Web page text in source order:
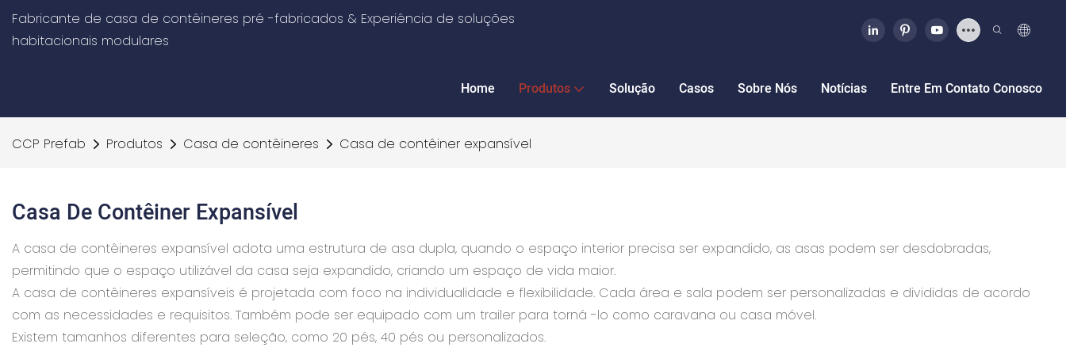
Fabricante de casa de contêineres pré -fabricados & Experiência de soluções
habitacionais modulares
Home Produtos Solução Casos Sobre Nós Notícias Entre Em Contato Conosco
CCP Prefab Produtos Casa de contêineres Casa de contêiner expansível
Casa De Contêiner Expansível
A casa de contêineres expansível adota uma estrutura de asa dupla, quando o espaço interior precisa ser expandido, as asas podem ser desdobradas,
permitindo que o espaço utilizável da casa seja expandido, criando um espaço de vida maior.
A casa de contêineres expansíveis é projetada com foco na individualidade e flexibilidade. Cada área e sala podem ser personalizadas e divididas de acordo
com as necessidades e requisitos. Também pode ser equipado com um trailer para torná -lo como caravana ou casa móvel.
Existem tamanhos diferentes para seleção, como 20 pés, 40 pés ou personalizados.